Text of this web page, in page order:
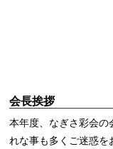
会長挨拶
本年度、なぎさ彩会
れな事も多くご迷惑を